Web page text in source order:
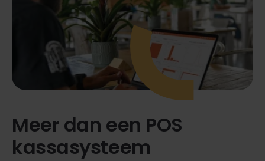
Meer dan een POS
kassasysteem